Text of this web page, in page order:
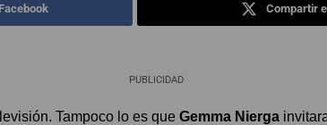
Compartir
PUBLICIDAD
Tampoco lo es que Gemma Nierga